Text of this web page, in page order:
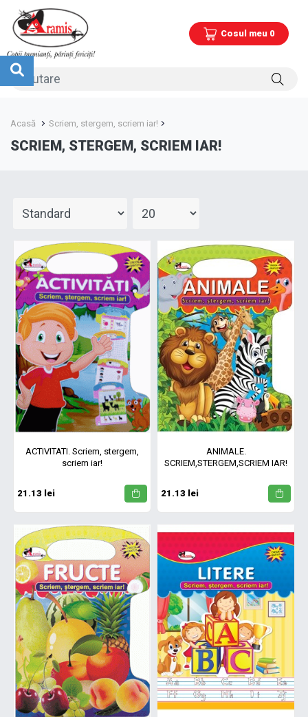
Cosul meu 0
Acasă Scriem, stergem, scriem iar!
SCRIEM, STERGEM, SCRIEM IAR!
ACTIVITATI. Scriem, stergem,
scriem iar!
21.13 lei
ANIMALE.
SCRIEM,STERGEM,SCRIEM IAR!
21.13 lei